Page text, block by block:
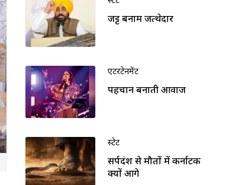
जट्ट बनाम जत्थेदार
एंटरटेनमेंट
पहचान बनाती आवाज
स्टेट
सर्पदंश से मौतों में कर्नाटक
क्यों आगे